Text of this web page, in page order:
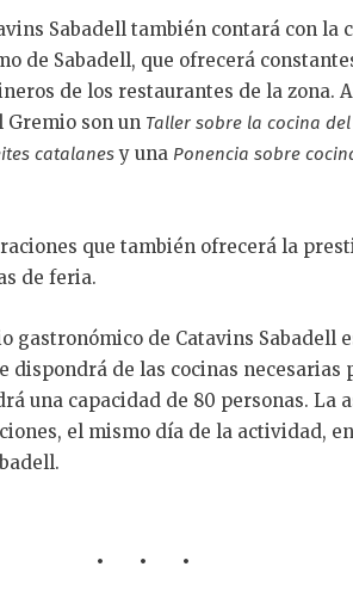
Sabadell también contará con la
de Sabadell, que ofrecerá
de los restaurantes de la zona.
son un Taller sobre la cocina
catalanesy una Ponencia sobre
que también ofrecerá la
de feria.
gastronómico de Catavins Sabadell
dispondrá de las cocinas necesarias
una capacidad de 80 personas. La
el mismo día de la actividad,